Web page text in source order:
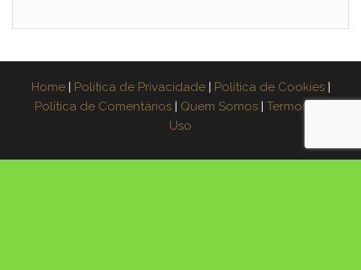
Raça Felina
Home | Política de Privacidade | Política de Cookies |
Política de Comentários | Quem Somos | Termos de
Uso